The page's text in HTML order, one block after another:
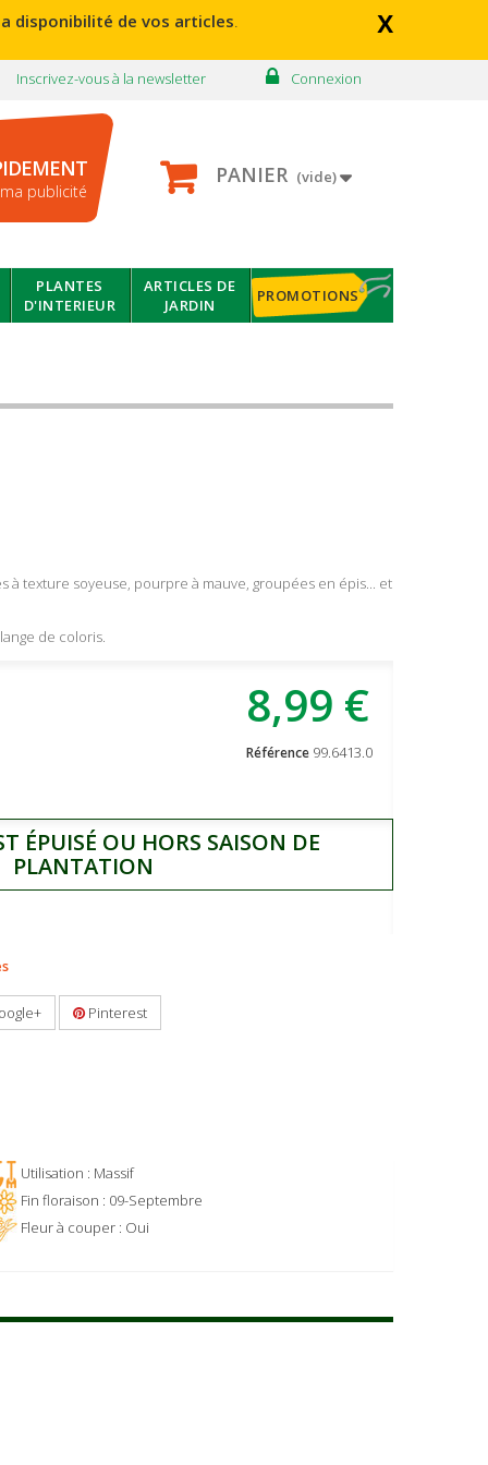
x
disponibilité de vos articles.
Connexion
Inscrivez-vous à la newsletter
publicité
PANIER (vide)
PLANTES
D'INTERIEUR
ARTICLES DE
JARDIN
PROMOTIONS
à texture soyeuse, pourpre à mauve, groupées en épis... et
de coloris.
8,99 €
Référence 99.6413.0
ÉPUISÉ OU HORS SAISON DE
PLANTATION
Pinterest
Utilisation : Massif
Fin floraison : 09-Septembre
Fleur à couper : Oui